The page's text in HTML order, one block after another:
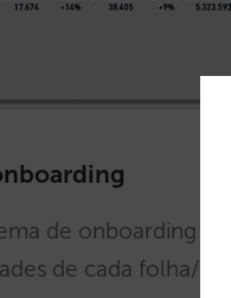
de onboarding
de cada folha/